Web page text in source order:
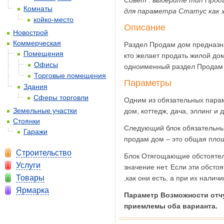
для параметра Статус как
Описание
Раздел Продам дом
кто желает продать жилой
одноименный раздел Продам
Параметры
Одним из обязательных
дом, коттедж, дача, эллинг и
Следующий блок
продам дом – это общая
Блок Отягощающие
значение нет. Если эти
,как они есть, а при их
Параметр Возможности
приемлемы оба варианта.
Комнаты
койко-место
Новострой
Коммерческая
Помещения
Офисы
Торговые помещения
Здания
Сферы торговли
Земельные участки
Стоянки
Гаражи
Строительство
Услуги
Товары
Ярмарка